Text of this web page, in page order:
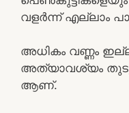
വളർന്ന് എല്ലാം
അധികം വണ്ണം
അത്യാവശ്യം
ആണ്.